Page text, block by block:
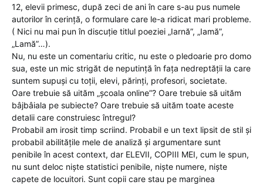
12, elevii primesc, după zeci de ani în care s-au pus numele
autorilor în cerință, o formulare care le-a ridicat mari probleme.
( Nici nu mai pun în discuție titlul poeziei „Iarnă”, „Iamă”,
„Lamă”…).
Nu, nu este un comentariu critic, nu este o pledoarie pro domo
sua, este un mic strigăt de neputință în fața nedreptății la care
suntem supuși cu toții, elevi, părinți, profesori, societate.
Oare trebuie să uităm „școala online”? Oare trebuie să uităm
bâjbâiala pe subiecte? Oare trebuie să uităm toate aceste
detalii care construiesc întregul?
Probabil am irosit timp scriind. Probabil e un text lipsit de stil și
probabil abilitățile mele de analiză și argumentare sunt
penibile în acest context, dar ELEVII, COPIII MEI, cum le spun,
nu sunt deloc niște statistici penibile, niște numere, niște
capete de locuitori. Sunt copii care stau pe marginea